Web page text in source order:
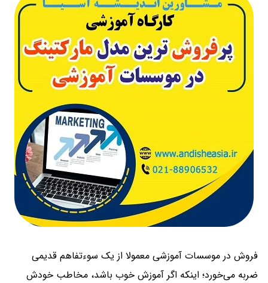
فروش در موسسات آموزشی معمولا از یک سوءتفاهم قدیمی
ضربه می‌خورد؛ اینکه اگر آموزش خوب باشد، مخاطب خودش